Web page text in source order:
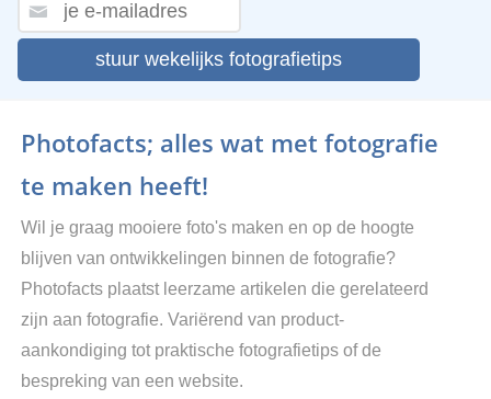
stuur wekelijks fotografietips
Photofacts; alles wat met fotografie
te maken heeft!
Wil je graag mooiere foto's maken en op de hoogte
blijven van ontwikkelingen binnen de fotografie?
Photofacts plaatst leerzame artikelen die gerelateerd
zijn aan fotografie. Variërend van product-
aankondiging tot praktische fotografietips of de
bespreking van een website.